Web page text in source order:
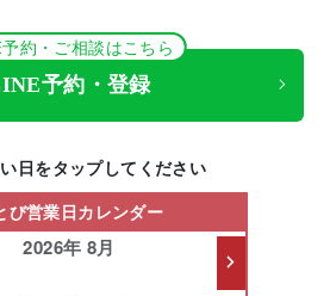
約・ご相談はこちら
予約・登録
日をタップしてください
び営業日カレンダー
2026年 8月